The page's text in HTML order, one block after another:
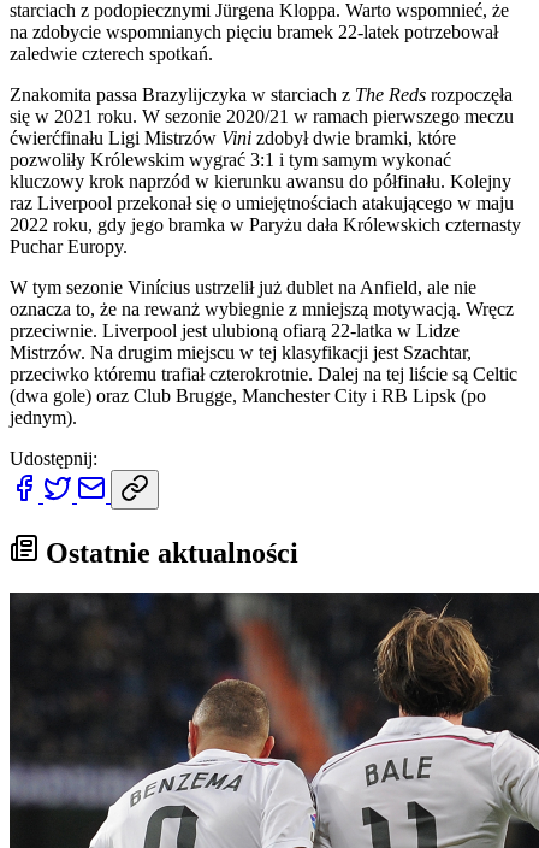
starciach z podopiecznymi Jürgena Kloppa. Warto wspomnieć, że
na zdobycie wspomnianych pięciu bramek 22-latek potrzebował
zaledwie czterech spotkań.
Znakomita passa Brazylijczyka w starciach z The Reds rozpoczęła
się w 2021 roku. W sezonie 2020/21 w ramach pierwszego meczu
ćwierćfinału Ligi Mistrzów Vini zdobył dwie bramki, które
pozwoliły Królewskim wygrać 3:1 i tym samym wykonać
kluczowy krok naprzód w kierunku awansu do półfinału. Kolejny
raz Liverpool przekonał się o umiejętnościach atakującego w maju
2022 roku, gdy jego bramka w Paryżu dała Królewskich czternasty
Puchar Europy.
W tym sezonie Vinícius ustrzelił już dublet na Anfield, ale nie
oznacza to, że na rewanż wybiegnie z mniejszą motywacją. Wręcz
przeciwnie. Liverpool jest ulubioną ofiarą 22-latka w Lidze
Mistrzów. Na drugim miejscu w tej klasyfikacji jest Szachtar,
przeciwko któremu trafiał czterokrotnie. Dalej na tej liście są Celtic
(dwa gole) oraz Club Brugge, Manchester City i RB Lipsk (po
jednym).
Udostępnij:
Ostatnie aktualności